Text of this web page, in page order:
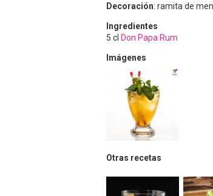
Decoración: ramita de
Ingredientes
5 cl Don Papa Rum
Imágenes
Otras recetas